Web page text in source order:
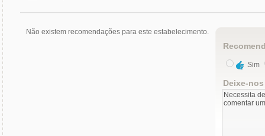
Não existem recomendações para este estabelecimento.
Sim
Deixe-